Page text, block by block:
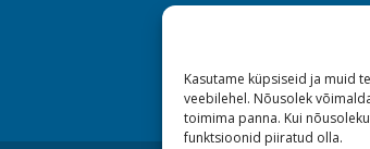
Kasutame küpsiseid ja muid
veebilehel. Nõusolek
toimima panna. Kui
funktsioonid piiratud olla.